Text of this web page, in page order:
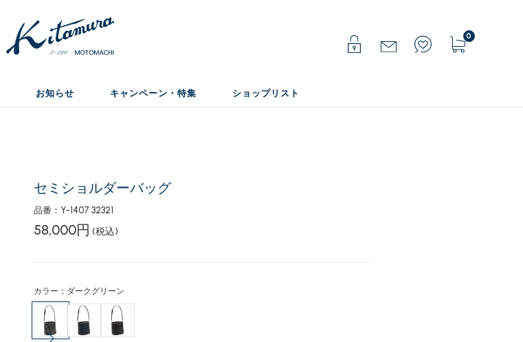
0
お知らせ キャンペーン・特集 ショップリスト
セミショルダーバッグ
品番：Y-1407 32321
58,000円 (税込)
カラー：ダークグリーン